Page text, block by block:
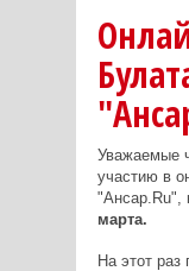
Уважаемые
участию в
"Ансар.Ru",
марта.
На этот раз